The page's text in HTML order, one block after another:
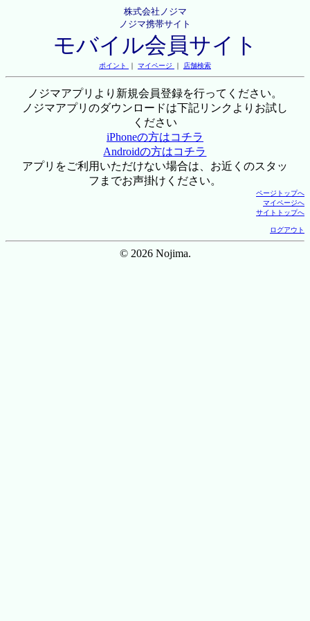
株式会社ノジマ
ノジマ携帯サイト
モバイル会員サイト
ポイント ｜ マイページ ｜ 店舗検索
ノジマアプリより新規会員登録を行ってください。
ノジマアプリのダウンロードは下記リンクよりお試し
ください
iPhoneの方はコチラ
Androidの方はコチラ
アプリをご利用いただけない場合は、お近くのスタッ
フまでお声掛けください。
ページトップへ
マイページへ
サイトトップへ
ログアウト
© 2026 Nojima.